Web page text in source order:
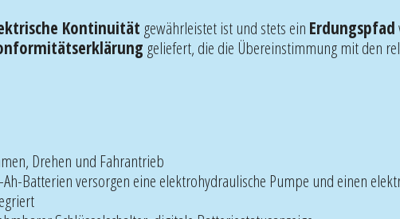
Kontinuität gewährleistet ist und stets ein Erdungspfad
geliefert, die die Übereinstimmung mit den
Drehen und Fahrantrieb
Batterien versorgen eine elektrohydraulische Pumpe und einen